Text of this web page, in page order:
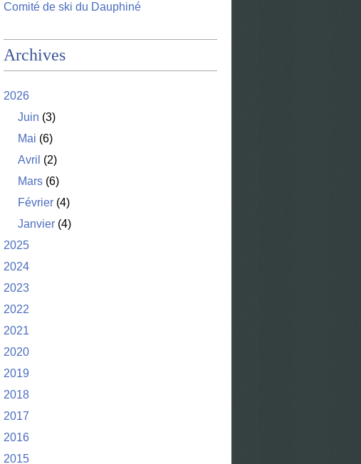
Comité de ski du Dauphiné
Archives
2026
Juin (3)
Mai (6)
Avril (2)
Mars (6)
Février (4)
Janvier (4)
2025
2024
2023
2022
2021
2020
2019
2018
2017
2016
2015